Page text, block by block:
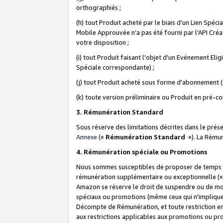
orthographiés ;
(h) tout Produit acheté par le biais d’un Lien
Mobile Approuvée n’a pas été fourni par l’API
votre disposition ;
(i) tout Produit faisant l'objet d'un Evénement
Spéciale correspondante) ;
(j) tout Produit acheté sous forme d'abonnement
(k) toute version préliminaire ou Produit en pré-
3. Rémunération Standard
Sous réserve des limitations décrites dans le
Annexe (« Rémunération Standard »). La
4. Rémunération spéciale ou Promotions
Nous sommes susceptibles de proposer de
rémunération supplémentaire ou exceptionnelle
Amazon se réserve le droit de suspendre ou de
spéciaux ou promotions (même ceux qui
Décompte de Rémunération, et toute restriction
aux restrictions applicables aux promotions ou